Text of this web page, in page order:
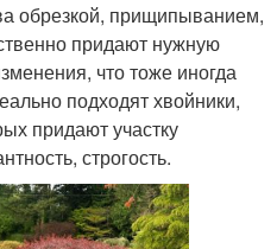
обрезкой, прищипыванием,
придают нужную
что тоже иногда
подходят хвойники,
придают участку
строгость.